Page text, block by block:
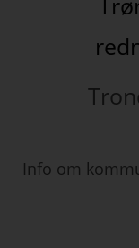
Info om